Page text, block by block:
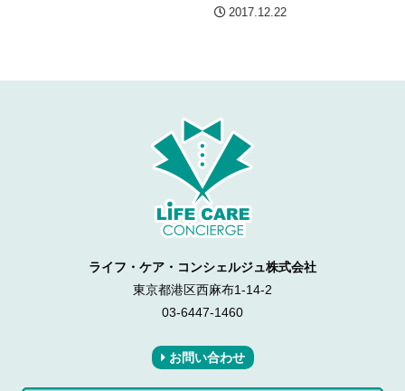
2017.12.22
ライフ・ケア・コンシェルジュ株式会社
東京都港区西麻布1-14-2
03-6447-1460
お問い合わせ